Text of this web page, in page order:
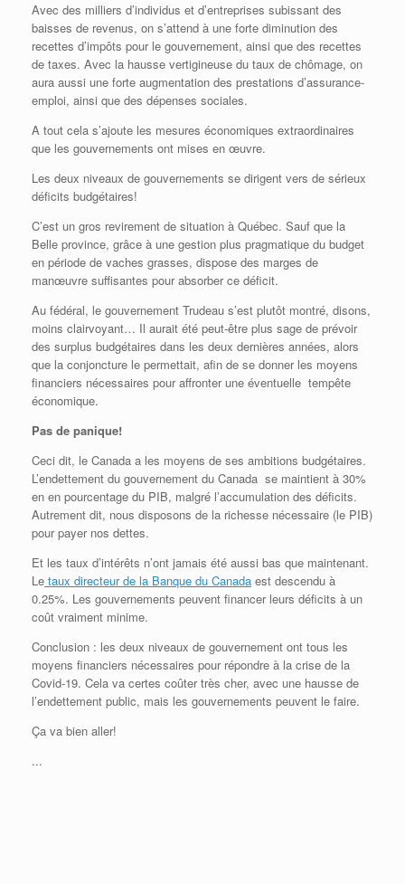
Avec des milliers d’individus et d’entreprises subissant des
baisses de revenus, on s’attend à une forte diminution des
recettes d’impôts pour le gouvernement, ainsi que des recettes
de taxes. Avec la hausse vertigineuse du taux de chômage, on
aura aussi une forte augmentation des prestations d’assurance-
emploi, ainsi que des dépenses sociales.
A tout cela s’ajoute les mesures économiques extraordinaires
que les gouvernements ont mises en œuvre.
Les deux niveaux de gouvernements se dirigent vers de sérieux
déficits budgétaires!
C’est un gros revirement de situation à Québec. Sauf que la
Belle province, grâce à une gestion plus pragmatique du budget
en période de vaches grasses, dispose des marges de
manœuvre suffisantes pour absorber ce déficit.
Au fédéral, le gouvernement Trudeau s’est plutôt montré, disons,
moins clairvoyant… Il aurait été peut-être plus sage de prévoir
des surplus budgétaires dans les deux dernières années, alors
que la conjoncture le permettait, afin de se donner les moyens
financiers nécessaires pour affronter une éventuelle tempête
économique.
Pas de panique!
Ceci dit, le Canada a les moyens de ses ambitions budgétaires.
L’endettement du gouvernement du Canada se maintient à 30%
en en pourcentage du PIB, malgré l’accumulation des déficits.
Autrement dit, nous disposons de la richesse nécessaire (le PIB)
pour payer nos dettes.
Et les taux d’intérêts n’ont jamais été aussi bas que maintenant.
Le taux directeur de la Banque du Canada est descendu à
0.25%. Les gouvernements peuvent financer leurs déficits à un
coût vraiment minime.
Conclusion : les deux niveaux de gouvernement ont tous les
moyens financiers nécessaires pour répondre à la crise de la
Covid-19. Cela va certes coûter très cher, avec une hausse de
l’endettement public, mais les gouvernements peuvent le faire.
Ça va bien aller!
...